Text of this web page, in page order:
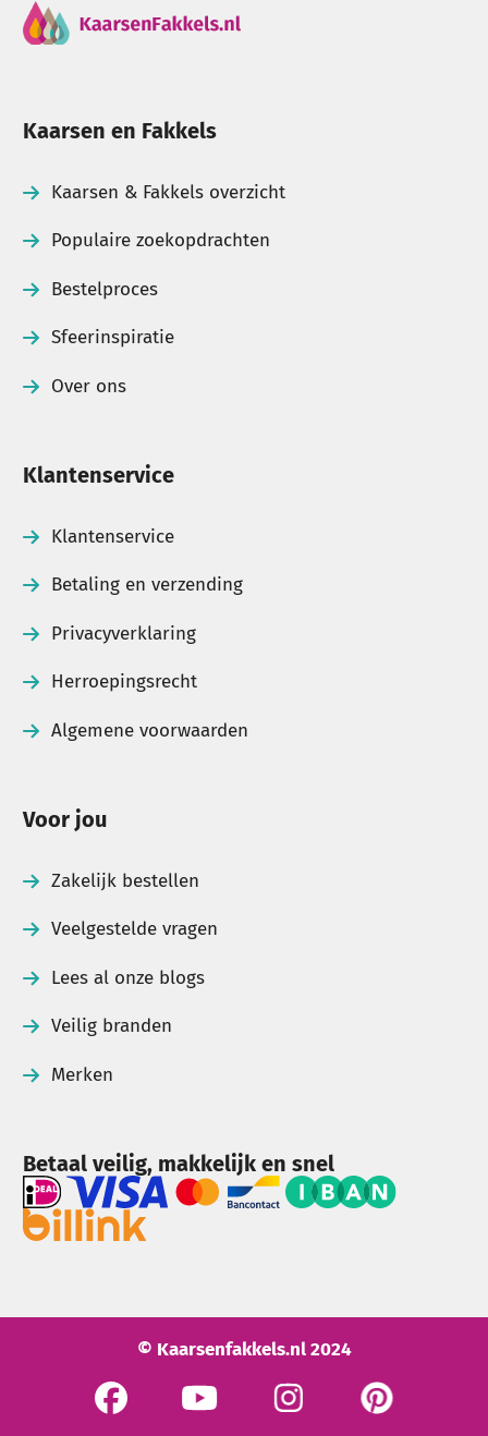
Kaarsen en Fakkels
Kaarsen & Fakkels overzicht
Populaire zoekopdrachten
Bestelproces
Sfeerinspiratie
Over ons
Klantenservice
Klantenservice
Betaling en verzending
Privacyverklaring
Herroepingsrecht
Algemene voorwaarden
Voor jou
Zakelijk bestellen
Veelgestelde vragen
Lees al onze blogs
Veilig branden
Merken
Betaal veilig, makkelijk en snel
© Kaarsenfakkels.nl 2024
See our FacebookSee our YouTube channel
Bekijk onze Instagram
Bekijk onze